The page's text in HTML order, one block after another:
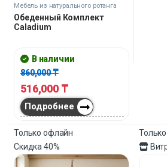
Мебель из натурального ротанга
Обеденный Комплект
Caladium
В наличии
860,000₸
516,000 ₸
Подробнее
Только офлайн
Скидка40%